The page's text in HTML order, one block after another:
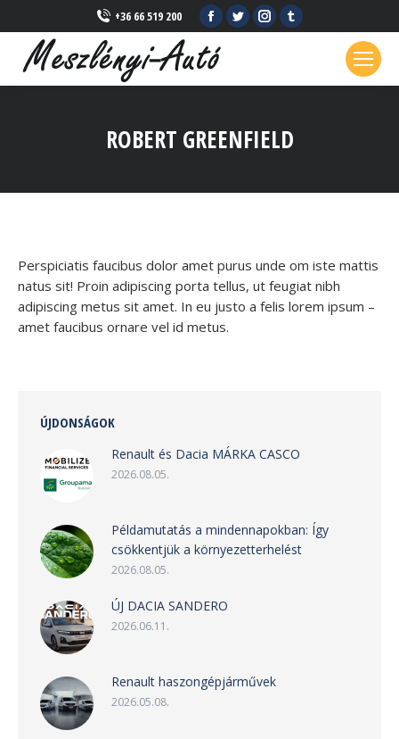
+36 66 519 200
Facebook
opens
in
window
Twitter
in
window
Instagram
in
window
Tumblr
in
ROBERT GREENFIELD
Perspiciatis faucibus dolor amet purus unde om iste mattis
natus sit! Proin adipiscing porta tellus, ut feugiat nibh
adipiscing metus sit amet. In eu justo a felis lorem ipsum –
amet faucibus ornare vel id metus.
ÚJDONSÁGOK
Renault és Dacia MÁRKA CASCO
2026.08.05.
Példamutatás a mindennapokban: Így
csökkentjük a környezetterhelést
2026.08.05.
ÚJ DACIA SANDERO
2026.06.11.
Renault haszongépjárművek
2026.05.08.